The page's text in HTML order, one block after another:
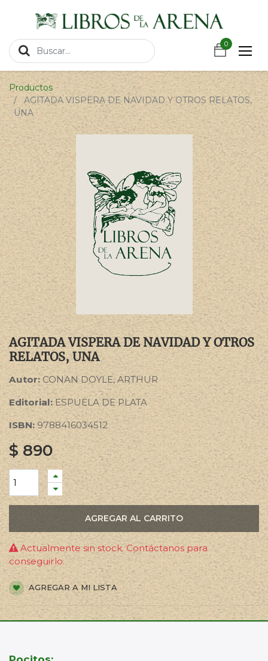
0
0
Productos
AGITADA VISPERA DE NAVIDAD Y OTROS RELATOS,
UNA
AGITADA VISPERA DE NAVIDAD Y OTROS
RELATOS, UNA
Autor: CONAN DOYLE, ARTHUR
Editorial: ESPUELA DE PLATA
ISBN: 9788416034512
$890
AGREGAR AL CARRITO
Actualmente sin stock. Contáctanos para
conseguirlo.
AGREGAR A MI LISTA